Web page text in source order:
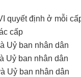
quyết định ở mỗi
cấp
Uỷ ban nhân dân
Uỷ ban nhân dân
Uỷ ban nhân dân